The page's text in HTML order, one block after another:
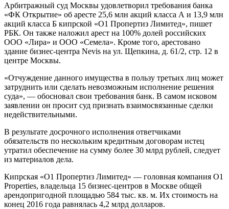
Арбитражный суд Москвы удовлетворил требования банка
«ФК Открытие» об аресте 25,6 млн акций класса А и 13,9 млн
акций класса Б кипрской «О1 Пропертиз Лимитед», пишет
РБК. Он также наложил арест на 100% долей российских
ООО «Лира» и ООО «Семела». Кроме того, арестовано
здание бизнес-центра Nevis на ул. Щепкина, д. 61/2, стр. 12 в
центре Москвы.
«Отчуждение данного имущества в пользу третьих лиц может
затруднить или сделать невозможным исполнение решения
суда», — обосновал свои требования банк. В самом исковом
заявлении он просит суд признать взаимосвязанные сделки
недействительными.
В результате досрочного исполнения ответчиками
обязательств по нескольким кредитным договорам истец
утратил обеспечение на сумму более 30 млрд рублей, следует
из материалов дела.
Кипрская «О1 Пропертиз Лимитед» — головная компания O1
Properties, владельца 15 бизнес-центров в Москве общей
арендопригодной площадью 584 тыс. кв. м. Их стоимость на
конец 2016 года равнялась 4,2 млрд долларов.